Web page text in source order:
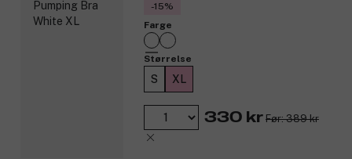
-15%
Farge
Størrelse
S XL
330 kr Før: 389 kr